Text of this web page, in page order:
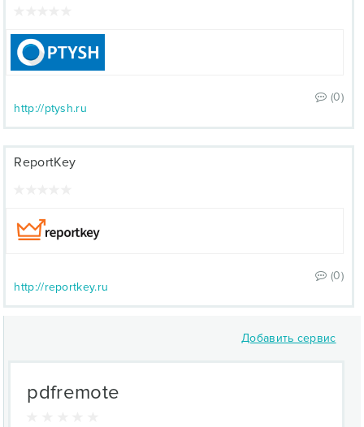
(0)
http://ptysh.ru
ReportKey
(0)
http://reportkey.ru
Добавить сервис
pdfremote